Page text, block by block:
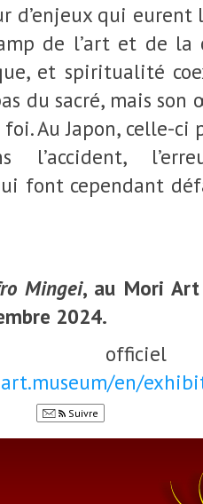
d’enjeux qui
de l’art et de
et spiritualité
du sacré, mais son
Au Japon, celle-ci
l’accident,
font cependant
Mingei, au Mori Art
2024.
en/
Suivre